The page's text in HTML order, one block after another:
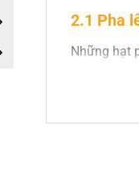
2.1 Pha
Những hạt
Khung đèn